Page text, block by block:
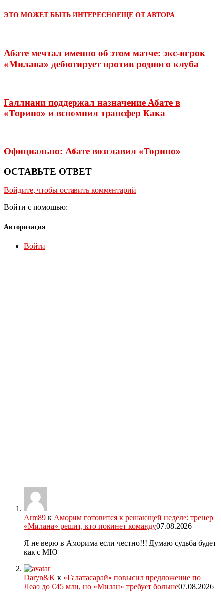
ЭТО МОЖЕТ БЫТЬ ИНТЕРЕСНОЕЩЕ ОТ АВТОРА
Абате мечтал именно об этом матче: экс-игрок
«Милана» дебютирует против родного клуба
Галлиани поддержал назначение Абате в
«Торино» и вспомнил трансфер Кака
Официально: Абате возглавил «Торино»
ОСТАВЬТЕ ОТВЕТ
Войдите, чтобы оставить комментарий
Войти с помощью:
Авторизация
Войти
Arm89 к Аморим готовится к решающей неделе: тренер
«Милана» решит, кто покинет команду07.08.2026
Я не верю в Аморима если честно!!! Думаю судьба будет
как с МЮ
Daryn&K к «Галатасарай» повысил предложение по
Леао до €45 млн, но «Милан» требует больше07.08.2026